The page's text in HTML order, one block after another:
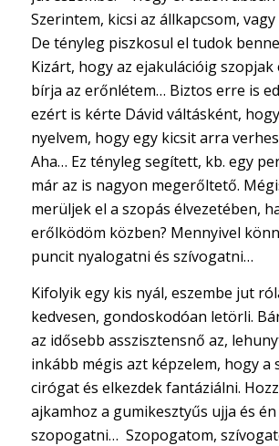
Szerintem, kicsi az állkapcsom, vagy
De tényleg piszkosul el tudok
Kizárt, hogy az ejakulációig szopjak
bírja az erőnlétem… Biztos erre is
ezért is kérte Dávid váltásként,
nyelvem, hogy egy kicsit arra
Aha… Ez tényleg segített, kb. egy
már az is nagyon megerőltető.
merüljek el a szopás élvezetében,
erőlködöm közben? Mennyivel
puncit nyalogatni és szívogatni…
Kifolyik egy kis nyál, eszembe jut
kedvesen, gondoskodóan letörli.
az idősebb asszisztensnő az,
inkább mégis azt képzelem, hogy a
cirógat és elkezdek fantáziálni.
ajkamhoz a gumikesztyűs ujja és
szopogatni… Szopogatom,